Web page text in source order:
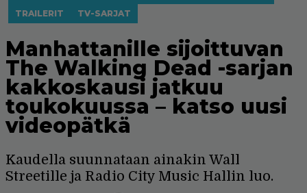
TRAILERIT
TV-SARJAT
Manhattanille sijoittuvan
The Walking Dead -sarjan
kakkoskausi jatkuu
toukokuussa – katso uusi
videopätkä
Kaudella suunnataan ainakin Wall
Streetille ja Radio City Music Hallin luo.